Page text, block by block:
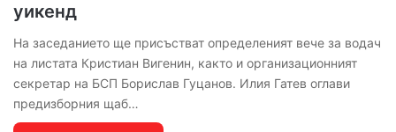
уикенд
На заседанието ще присъстват определеният вече за водач
на листата Кристиан Вигенин, както и организационният
секретар на БСП Борислав Гуцанов. Илия Гатев оглави
предизборния щаб…